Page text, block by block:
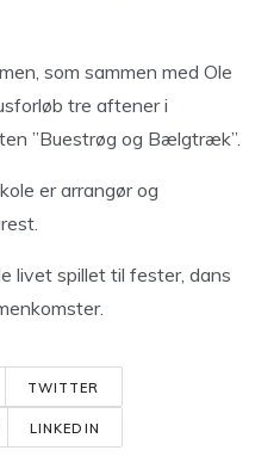
som sammen med Ole
tre aftener i
”Buestrøg og Bælgtræk”.
er arrangør og
livet spillet til fester, dans
TWITTER
LINKEDIN